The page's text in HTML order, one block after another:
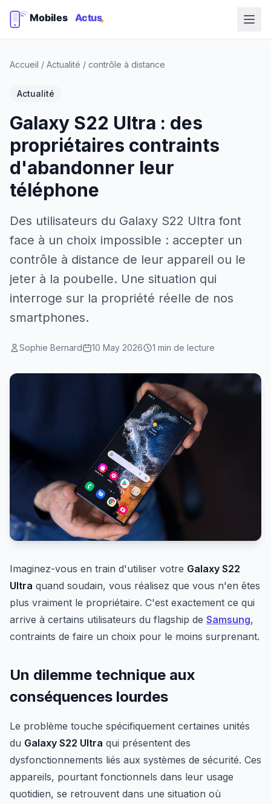
Accueil / Actualité / contrôle à distance
Actualité
Galaxy S22 Ultra : des
propriétaires contraints
d'abandonner leur
téléphone
Des utilisateurs du Galaxy S22 Ultra font
face à un choix impossible : accepter un
contrôle à distance de leur appareil ou le
jeter à la poubelle. Une situation qui
interroge sur la propriété réelle de nos
smartphones.
Sophie Bernard 10 May 2026 1 min de lecture
Imaginez-vous en train d'utiliser votre Galaxy S22
Ultra quand soudain, vous réalisez que vous n'en êtes
plus vraiment le propriétaire. C'est exactement ce qui
arrive à certains utilisateurs du flagship de Samsung,
contraints de faire un choix pour le moins surprenant.
Un dilemme technique aux
conséquences lourdes
Le problème touche spécifiquement certaines unités
du Galaxy S22 Ultra qui présentent des
dysfonctionnements liés aux systèmes de sécurité. Ces
appareils, pourtant fonctionnels dans leur usage
quotidien, se retrouvent dans une situation où